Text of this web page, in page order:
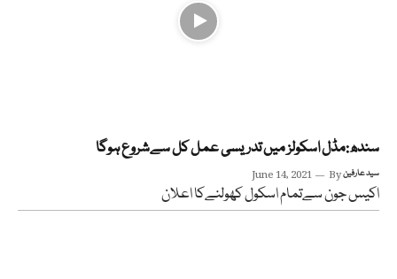
سندھ:مڈل اسکولز میں تدریسی عمل کل سےشروع ہوگا
June 14, 2021 Byسید عارفین
اکیس جون سےتمام اسکول کھولنےکا اعلان